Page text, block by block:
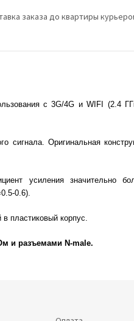
заказа до квартиры
с 3G/4G и WIFI (2.4
Оригинальная
усиления значительно
0.6).
пластиковый корпус.
и разъемами N-male.